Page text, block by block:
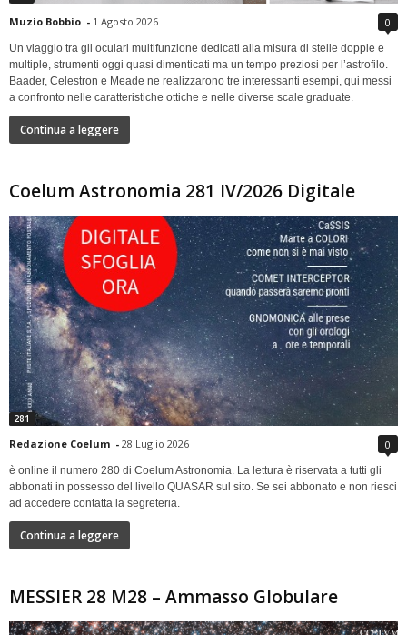
Muzio Bobbio - 1 Agosto 2026 0
Un viaggio tra gli oculari multifunzione dedicati alla misura di stelle doppie e
multiple, strumenti oggi quasi dimenticati ma un tempo preziosi per l’astrofilo.
Baader, Celestron e Meade ne realizzarono tre interessanti esempi, qui messi
a confronto nelle caratteristiche ottiche e nelle diverse scale graduate.
Continua a leggere
Coelum Astronomia 281 IV/2026 Digitale
281
Redazione Coelum - 28 Luglio 2026 0
è online il numero 280 di Coelum Astronomia. La lettura è riservata a tutti gli
abbonati in possesso del livello QUASAR sul sito. Se sei abbonato e non riesci
ad accedere contatta la segreteria.
Continua a leggere
MESSIER 28 M28 – Ammasso Globulare